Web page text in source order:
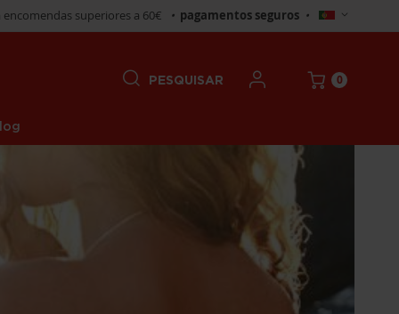
superiores a 60€ • pagamentos seguros •
Selecionar
Loja
PESQUISAR 0